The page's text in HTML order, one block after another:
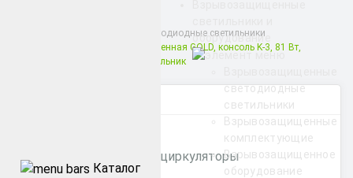
Каталог
оборудование
светодиодные
светильники
Взрывозащищенные
комплектующие
Взрывозащищенное
оборудование
Взрывозащищенные светодиодные светильники
Магистраль Взрывозащищенная GOLD, консоль K-3, 81 Вт,
45X140°, светодиодный светильник
Бактерицидные рециркуляторы